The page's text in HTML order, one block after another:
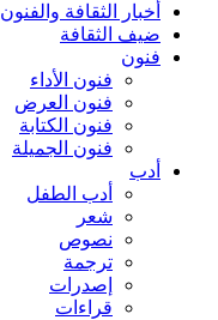
أخبار الثقافة والفنون
ضيف الثقافة
فنون
فنون الأداء
فنون العرض
فنون الكتابة
فنون الجميلة
أدب
أدب الطفل
شعر
نصوص
ترجمة
إصدرات
قراءات